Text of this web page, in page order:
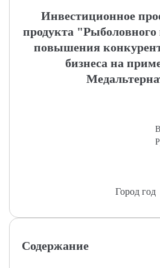
Инвестиционное
продукта
повышения
бизнеса на
Город год
Содержание